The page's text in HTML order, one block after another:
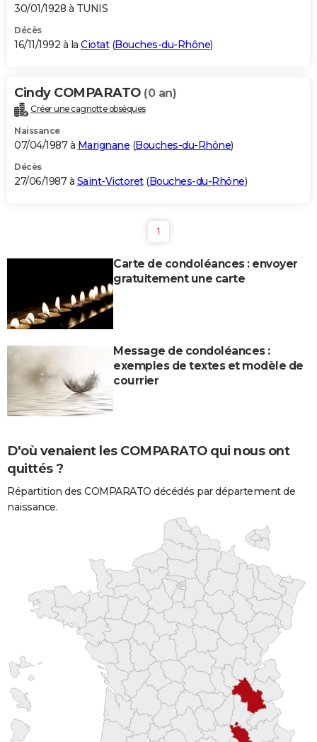
30/01/1928 à TUNIS
Décès
16/11/1992 à la Ciotat(Bouches-du-Rhône)
Cindy COMPARATO (0 an)
Créer une cagnotte obsèques
Naissance
07/04/1987 à Marignane (Bouches-du-Rhône)
Décès
27/06/1987 à Saint-Victoret(Bouches-du-Rhône)
1
Carte de condoléances : envoyer
gratuitement une carte
Message de condoléances :
exemples de textes et modèle de
courrier
D'où venaient les COMPARATO qui nous ont
quittés ?
Répartition des COMPARATO décédés par département de
naissance.